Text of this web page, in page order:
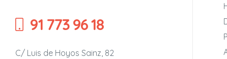
91 773 96 18
C/ Luis de Hoyos Sainz, 82